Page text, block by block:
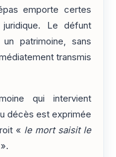
emporte certes
Le défunt
patrimoine, sans
transmis
qui intervient
décès est exprimée
« le mort saisit le